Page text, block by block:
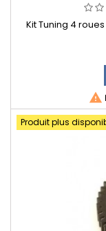
Kit Tuning 4

Produit plus